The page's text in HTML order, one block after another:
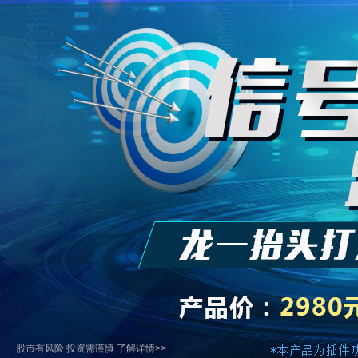
股市有风险 投资需谨慎 了解详情>>